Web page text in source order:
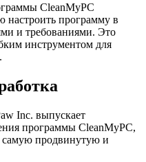
CleanMyPC
настроить программу в
и требованиями. Это
инструментом для
Inc. выпускает
программы CleanMyPC,
самую продвинутую и